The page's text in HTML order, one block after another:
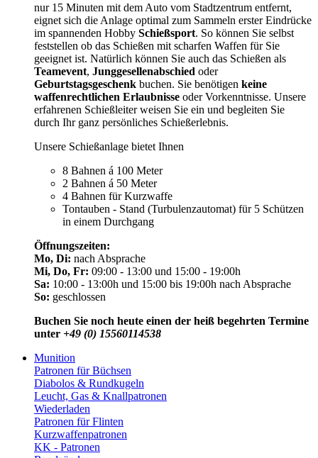
nur 15 Minuten mit dem Auto vom Stadtzentrum entfernt,
eignet sich die Anlage optimal zum Sammeln erster Eindrücke
im spannenden Hobby Schießsport. So können Sie selbst
feststellen ob das Schießen mit scharfen Waffen für Sie
geeignet ist. Natürlich können Sie auch das Schießen als
Teamevent, Junggesellenabschied oder
Geburtstagsgeschenk buchen. Sie benötigen keine
waffenrechtlichen Erlaubnisse oder Vorkenntnisse. Unsere
erfahrenen Schießleiter weisen Sie ein und begleiten Sie
durch Ihr ganz persönliches Schießerlebnis.
Unsere Schießanlage bietet Ihnen
8 Bahnen á 100 Meter
2 Bahnen á 50 Meter
4 Bahnen für Kurzwaffe
Tontauben - Stand (Turbulenzautomat) für 5 Schützen
in einem Durchgang
Öffnungszeiten:
Mo, Di: nach Absprache
Mi, Do, Fr: 09:00 - 13:00 und 15:00 - 19:00h
Sa: 10:00 - 13:00h und 15:00 bis 19:00h nach Absprache
So: geschlossen
Buchen Sie noch heute einen der heiß begehrten Termine
unter +49 (0) 15560114538
Munition
Patronen für Büchsen
Diabolos & Rundkugeln
Leucht, Gas & Knallpatronen
Wiederladen
Patronen für Flinten
Kurzwaffenpatronen
KK - Patronen